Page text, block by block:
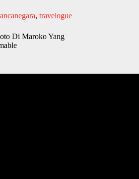
, travelogue
Di Maroko Yang